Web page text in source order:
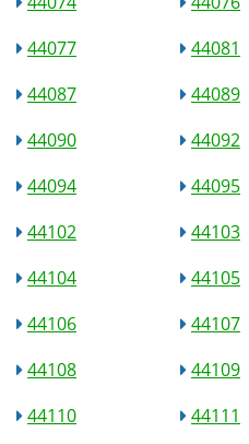
44077
44081
44087
44089
44090
44092
44094
44095
44102
44103
44104
44105
44106
44107
44108
44109
44110
44111